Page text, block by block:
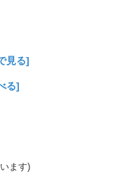
見る]
る]
ます)